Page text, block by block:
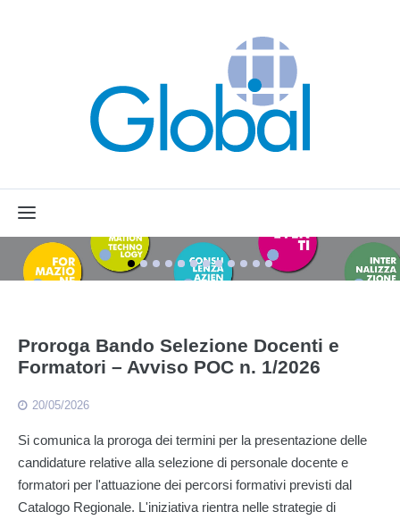
Menu
Proroga Bando Selezione Docenti e
Formatori – Avviso POC n. 1/2026
20/05/2026
Si comunica la proroga dei termini per la presentazione delle
candidature relative alla selezione di personale docente e
formatori per l'attuazione dei percorsi formativi previsti dal
Catalogo Regionale. L'iniziativa rientra nelle strategie di